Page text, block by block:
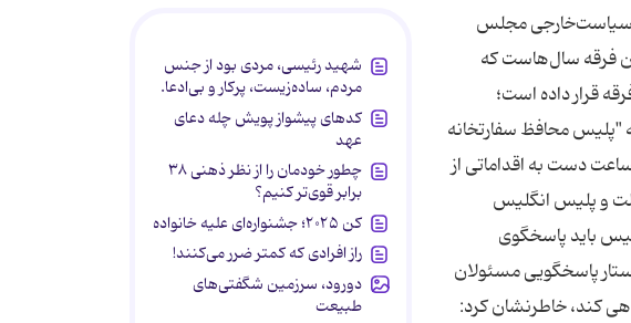
سیاست‌خارجی مجلس
فرقه سال‌هاست که
قرار داده است؛
محافظ سفارتخانه
حمله به سفارت کجا بوده است که مهاجمان توانسته‌اند به‌راحتی وارد سفارتخانه شوند و به‌مدت 2 ساعت دست به اقداماتی از
و پلیس انگلیس
باید پاسخگوی
پاسخگویی مسئولان
کند، خاطرنشان کرد:
شهید رئیسی، مردی بود از جنس
مردم، ساده‌زیست، پرکار و بی‌ادعا.
کدهای پیشواز پویش چله دعای
عهد
چطور خودمان را از نظر ذهنی ۳۸
برابر قوی‌تر کنیم؟
کن ۲۰۲۵؛ جشنواره‌ای علیه خانواده
راز افرادی که کمتر ضرر می‌کنند!
دورود، سرزمین شگفتی‌های
طبیعت